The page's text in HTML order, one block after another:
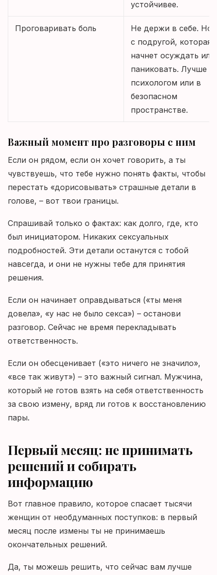
устойчивее.
Проговаривать боль
Не держи в себе. Но
с подругой, которая
начнет осуждать или
паниковать. Лучше с
психологом или в
безопасном
пространстве.
Важный момент про разговоры с ним
Если он рядом, если он хочет говорить, а ты
чувствуешь, что тебе нужно понять факты, чтобы
перестать «дорисовывать» страшные детали в
голове, – вот твои границы.
Спрашивай только о фактах: как долго, где, кто
был инициатором. Никаких сексуальных
подробностей. Эти детали останутся с тобой
навсегда, и они не нужны тебе для принятия
решения.
Если он начинает оправдываться («ты меня
довела», «у нас не было секса») – останови
разговор. Сейчас не время перекладывать
ответственность.
Если он обесценивает («это ничего не значило»,
«все так живут») – это важный сигнал. Мужчина,
который не готов взять на себя ответственность
за свою измену, вряд ли готов к восстановлению
пары.
Первый месяц: не принимать
решений и собирать
информацию
Вот главное правило, которое спасает тысячи
женщин от необдуманных поступков: в первый
месяц после измены ты не принимаешь
окончательных решений.
Да, ты можешь решить, что сейчас вам лучше